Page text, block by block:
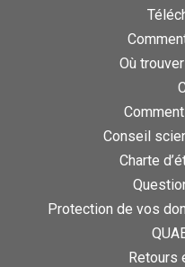
Où
Conseil
Charte
Protection de vos
Retours